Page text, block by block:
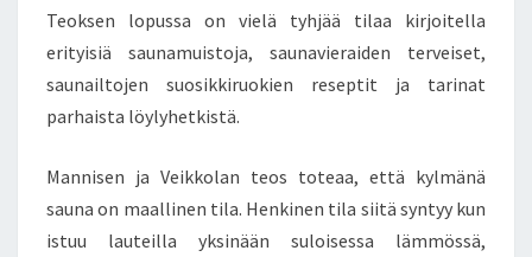
T
T
Ä
N
Teoksen lopussa on vielä tyhjää tilaa kirjoitella
erityisiä saunamuistoja, saunavieraiden terveiset,
saunailtojen suosikkiruokien reseptit ja tarinat
parhaista löylyhetkistä.
Mannisen ja Veikkolan teos toteaa, että kylmänä
sauna on maallinen tila. Henkinen tila siitä syntyy kun
istuu lauteilla yksinään suloisessa lämmössä,